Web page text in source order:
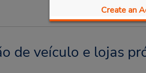
Create an
de veículo e lojas